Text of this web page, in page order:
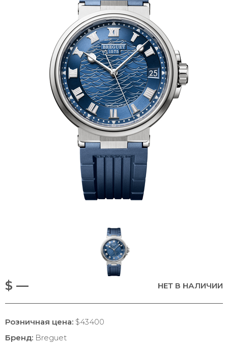
$ — НЕТ В НАЛИЧИИ
Розничная цена: $43400
Бренд: Breguet